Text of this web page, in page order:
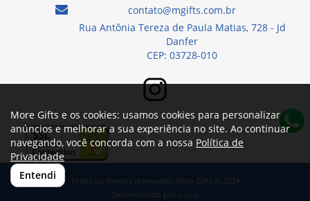
contato@mgifts.com.br
Rua Antônia Tereza de Paula Matias, 728 - Jd
Danfer
CEP: 03728-010
Todos os direitos reservados More Gifts © 2024
Desenvolvido por A. Jung
More Gifts e os cookies: usamos cookies para personalizar
anúncios e melhorar a sua experiência no site. Ao continuar
navegando, você concorda com a nossa Política de
Privacidade
Entendi